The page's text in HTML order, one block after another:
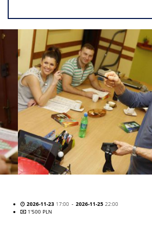
2026-11-23 17:00 - 2026-11-25 22:00
1'500 PLN